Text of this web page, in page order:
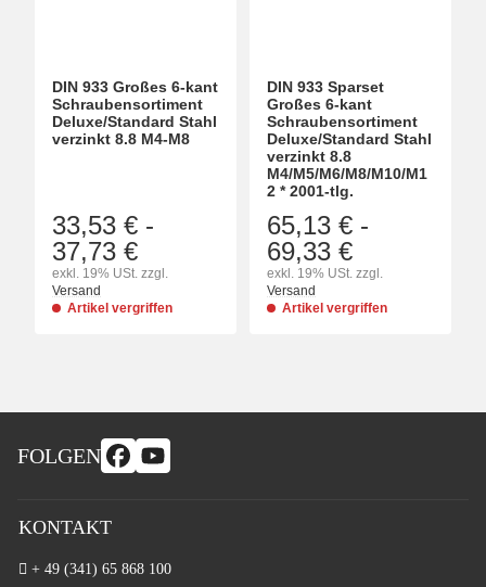
DIN 933 Großes 6-kant
Schraubensortiment
Deluxe/Standard Stahl
verzinkt 8.8 M4-M8
33,53 € -
37,73 €
exkl. 19% USt. zzgl.
Versand
Artikel vergriffen
DIN 933 Sparset
Großes 6-kant
Schraubensortiment
Deluxe/Standard Stahl
verzinkt 8.8
M4/M5/M6/M8/M10/M1
2 * 2001-tlg.
65,13 € -
69,33 €
exkl. 19% USt. zzgl.
Versand
Artikel vergriffen
FOLGEN
KONTAKT
+ 49 (341) 65 868 100